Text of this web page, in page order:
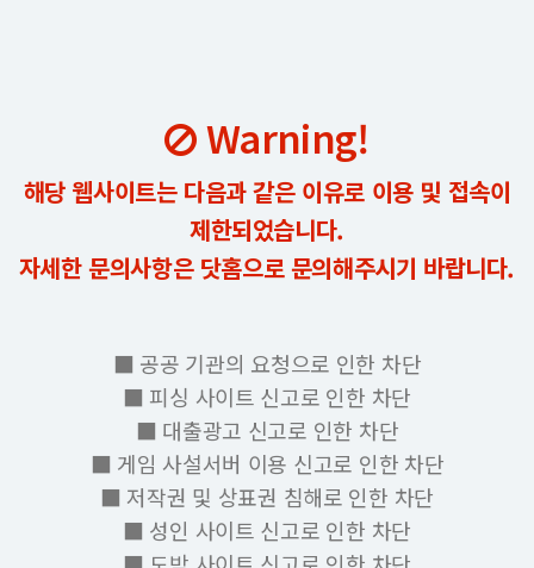
Warning!
해당 웹사이트는 다음과 같은 이유로 이용 및 접속이
제한되었습니다.
자세한 문의사항은 닷홈으로 문의해주시기 바랍니다.
■ 공공 기관의 요청으로 인한 차단
■ 피싱 사이트 신고로 인한 차단
■ 대출광고 신고로 인한 차단
■ 게임 사설서버 이용 신고로 인한 차단
■ 저작권 및 상표권 침해로 인한 차단
■ 성인 사이트 신고로 인한 차단